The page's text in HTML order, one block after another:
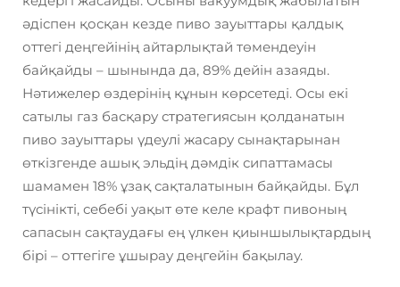
әдіспен қосқан кезде пиво зауыттары қалдық
оттегі деңгейінің айтарлықтай төмендеуін
байқайды – шынында да, 89% дейін азаяды.
Нәтижелер өздерінің құнын көрсетеді. Осы екі
сатылы газ басқару стратегиясын қолданатын
пиво зауыттары үдеулі жасару сынақтарынан
өткізгенде ашық эльдің дәмдік сипаттамасы
шамамен 18% ұзақ сақталатынын байқайды. Бұл
түсінікті, себебі уақыт өте келе крафт пивоның
сапасын сақтаудағы ең үлкен қиыншылықтардың
бірі – оттегіге ұшырау деңгейін бақылау.